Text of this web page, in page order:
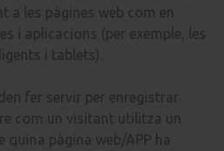
a les pàgines web com en
i aplicacions (per exemple, les
i tablets).
fer servir per enregistrar
com un visitant utilitza un
quina pàgina web/APP ha